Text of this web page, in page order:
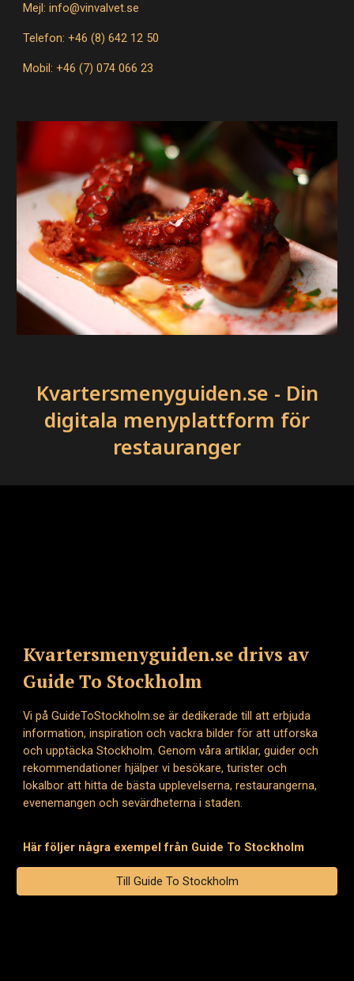
Mejl: info@vinvalvet.se
Telefon: +46 (8) 642 12 50
Mobil: +46 (7) 074 066 23
Kvartersmenyguiden.se - Din
digitala menyplattform för
restauranger
Kvartersmenyguiden.se drivs av
Guide To Stockholm
Vi på GuideToStockholm.se är dedikerade till att erbjuda
information, inspiration och vackra bilder för att utforska
och upptäcka Stockholm. Genom våra artiklar, guider och
rekommendationer hjälper vi besökare, turister och
lokalbor att hitta de bästa upplevelserna, restaurangerna,
evenemangen och sevärdheterna i staden.
Här följer några exempel från Guide To Stockholm
Till Guide To Stockholm